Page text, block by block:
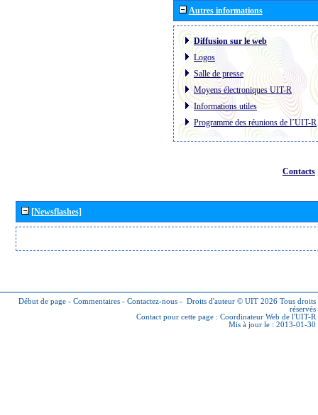
Autres informations
Diffusion sur le web
Logos
Salle de presse
Moyens électroniques UIT-R
Informations utiles
Programme des réunions de l´UIT-R
Contacts
[Newsflashes]
Début de page - Commentaires - Contactez-nous - Droits d'auteur © UIT 2026 Tous droits
réservés
Contact pour cette page : Coordinateur Web de l'UIT-R
Mis à jour le : 2013-01-30